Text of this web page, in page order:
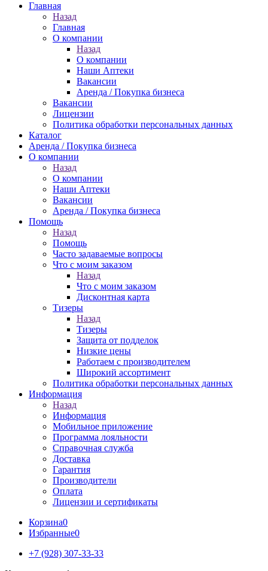
Главная
Назад
Главная
О компании
Назад
О компании
Наши Аптеки
Вакансии
Аренда / Покупка бизнеса
Вакансии
Лицензии
Политика обработки персональных данных
Каталог
Аренда / Покупка бизнеса
О компании
Назад
О компании
Наши Аптеки
Вакансии
Аренда / Покупка бизнеса
Помощь
Назад
Помощь
Часто задаваемые вопросы
Что с моим заказом
Назад
Что с моим заказом
Дисконтная карта
Тизеры
Назад
Тизеры
Защита от подделок
Низкие цены
Работаем с производителем
Широкий ассортимент
Политика обработки персональных данных
Информация
Назад
Информация
Мобильное приложение
Программа лояльности
Справочная служба
Доставка
Гарантия
Производители
Оплата
Лицензии и сертификаты
Корзина0
Избранные0
+7 (928) 307-33-33